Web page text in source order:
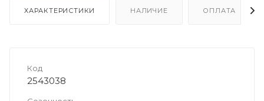
ХАРАКТЕРИСТИКИ НАЛИЧИЕ ОПЛАТА
Код
2543038